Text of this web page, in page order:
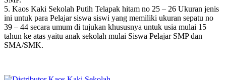
5. Kaos Kaki Sekolah Putih Telapak hitam no 25 – 26 Ukuran jenis
ini untuk para Pelajar siswa siswi yang memiliki ukuran sepatu no
39 – 44 secara umum di tujukan khususnya untuk usia mulai 15
tahun ke atas yaitu anak sekolah mulai Siswa Pelajar SMP dan
SMA/SMK.